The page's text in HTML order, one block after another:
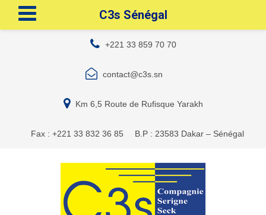
+221 33 859 70 70
contact@c3s.sn
Km 6,5 Route de Rufisque Yarakh
Fax : +221 33 832 36 85 B.P : 23583 Dakar – Sénégal
C3s Sénégal